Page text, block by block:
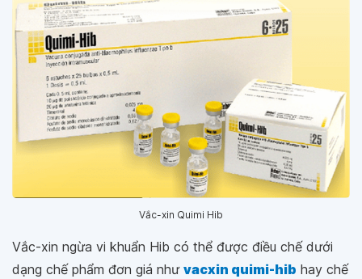
Vắc-xin Quimi Hib
Vắc-xin ngừa vi khuẩn Hib có thể được điều chế dưới
dạng chế phẩm đơn giá như vacxin quimi-hib hay chế